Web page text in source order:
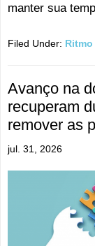
manter sua
Filed Under:
Avanço na
recuperam
remover as
jul. 31, 2026